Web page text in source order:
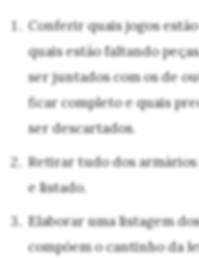
Conferir quais jogos
quais estão faltando
ser juntados com os de
ficar completo e quais
ser descartados.
Retirar tudo dos
e listado.
Elaborar uma listagem
compõem o cantinho da